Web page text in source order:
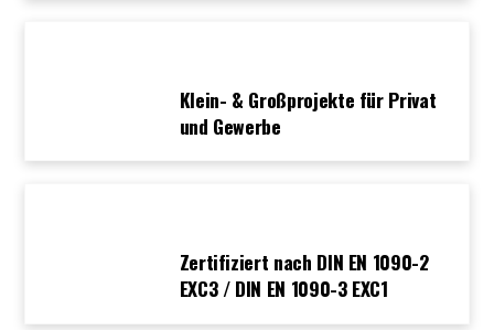
Klein- & Großprojekte für Privat
und Gewerbe
Zertifiziert nach DIN EN 1090-2
EXC3 / DIN EN 1090-3 EXC1